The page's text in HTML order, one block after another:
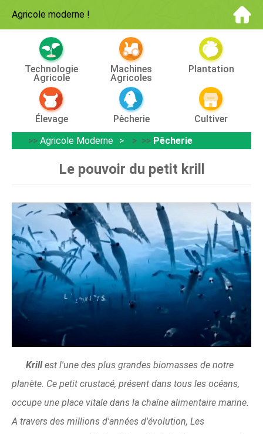
Agricole moderne !
Technologie
Agricole
Machines
Agricoles
Plantation
Élevage Pêcherie
Cultiver
>> Agricole Moderne > >> Pêcherie
Le pouvoir du petit krill
Krillest l'une des plus grandes biomasses de notre
planète. Ce petit crustacé, présent dans tous les océans,
occupe une place vitale dans la chaîne alimentaire marine.
A travers des millions d'années d'évolution, Les